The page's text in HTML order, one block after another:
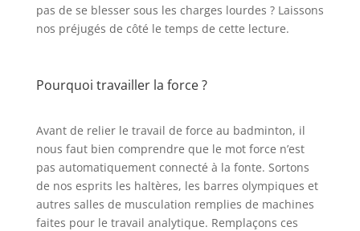
pas de se blesser sous les charges lourdes ? Laissons
nos préjugés de côté le temps de cette lecture.
Pourquoi travailler la force ?
Avant de relier le travail de force au badminton, il
nous faut bien comprendre que le mot force n’est
pas automatiquement connecté à la fonte. Sortons
de nos esprits les haltères, les barres olympiques et
autres salles de musculation remplies de machines
faites pour le travail analytique. Remplaçons ces